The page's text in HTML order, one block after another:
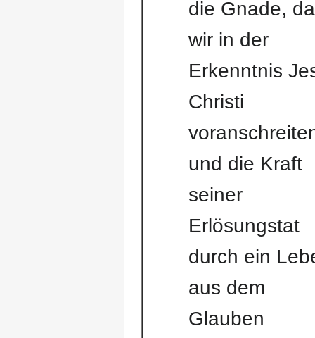
die Gnade,
wir in der
Erkenntnis
Christi
und die Kraft
seiner
Erlösungstat
durch ein
aus dem
Glauben